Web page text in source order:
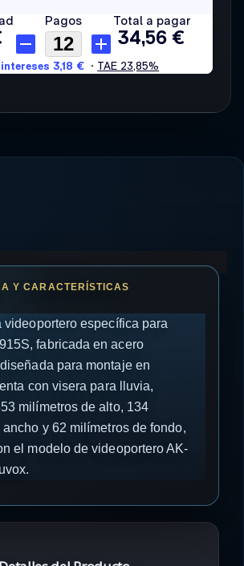
videoportero específica para
fabricada en acero
para montaje en
con visera para lluvia,
milímetros de alto, 134
y 62 milímetros de fondo,
el modelo de videoportero AK-